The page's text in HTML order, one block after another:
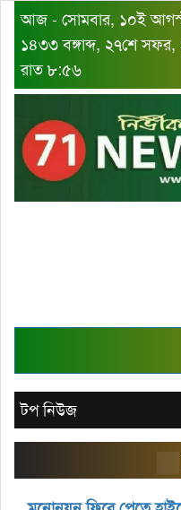
আজ - সোমবার, ১০ই আগস্ট,
১৪৩৩ বঙ্গাব্দ, ২৭শে
রাত ৮:৫৬
টপ নিউজ